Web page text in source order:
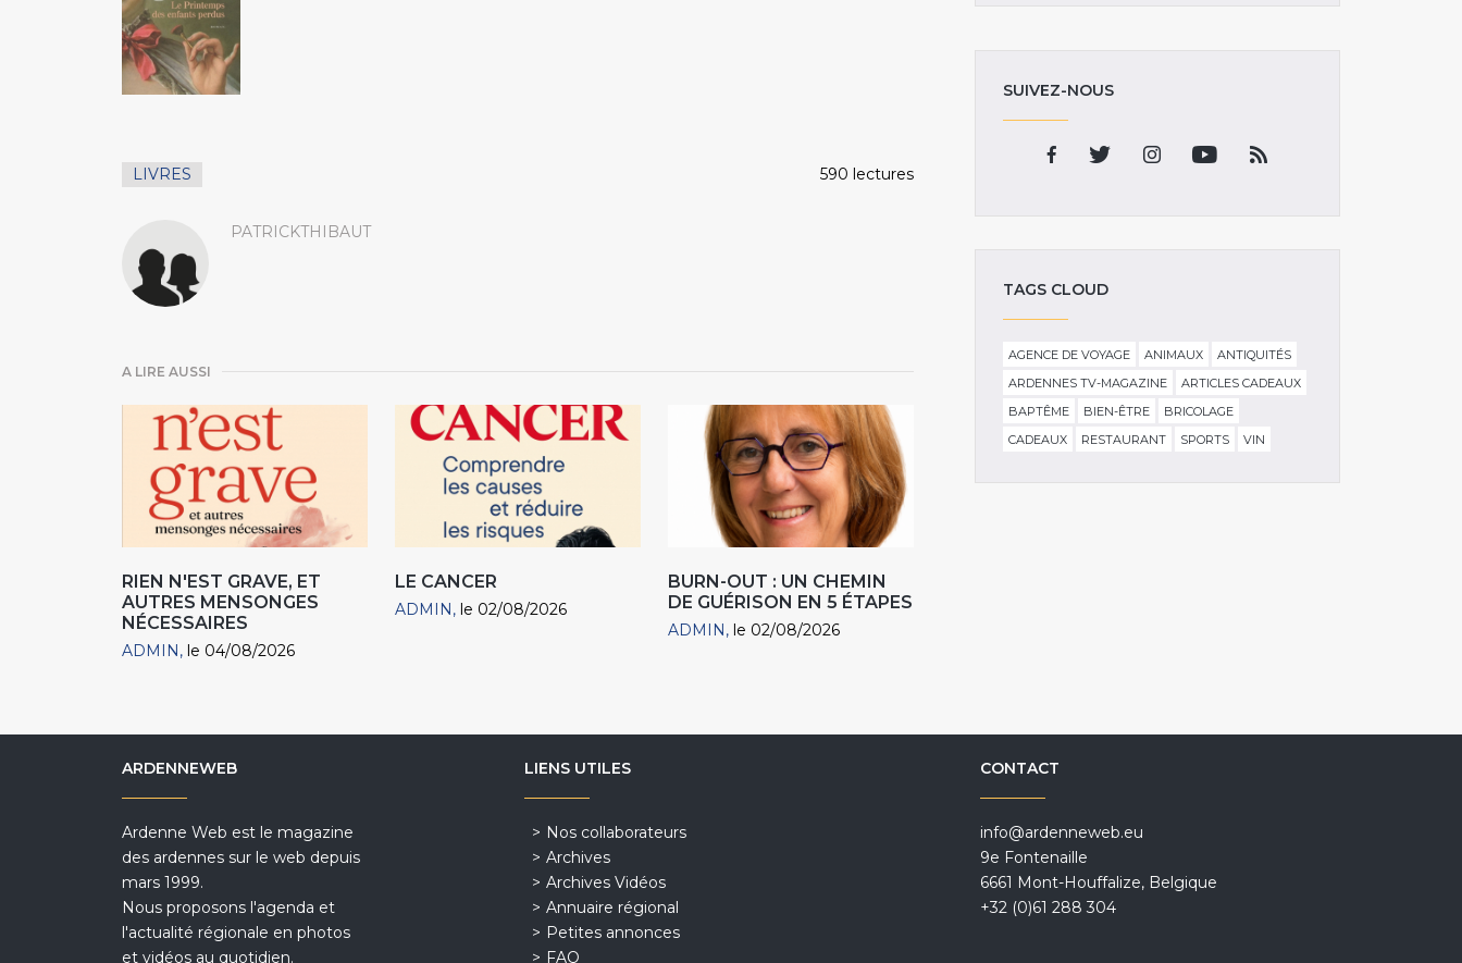
LIVRES 590 lectures
PATRICKTHIBAUT
A LIRE AUSSI
RIEN N'EST GRAVE, ET
AUTRES MENSONGES
NÉCESSAIRES
ADMIN le 04/08/2026
LE CANCER
ADMIN le 02/08/2026
BURN-OUT : UN CHEMIN
DE GUÉRISON EN 5 ÉTAPES
ADMIN le 02/08/2026
SUIVEZ-NOUS
TAGS CLOUD
AGENCE DE VOYAGE ANIMAUX
ANTIQUITÉS
ARDENNES TV-MAGAZINE
ARTICLES CADEAUX
BAPTÊME
BIEN-ÊTRE
BRICOLAGE
CADEAUX
RESTAURANT SPORTS VIN
ARDENNEWEB
Ardenne Web est le magazine
des ardennes sur le web depuis
mars 1999.
Nous proposons l'agenda et
l'actualité régionale en photos
et vidéos au quotidien.
LIENS UTILES
Nos collaborateurs
Archives
Archives Vidéos
Annuaire régional
Petites annonces
FAQ
CONTACT
info@ardenneweb.eu
9e Fontenaille
6661 Mont-Houffalize, Belgique
+32 (0)61 288 304